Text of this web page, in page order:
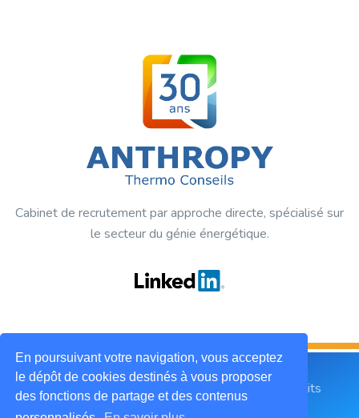
En poursuivant votre navigation, vous acceptez
le dépôt de cookies destinés à vous proposer
des fonctions de partage et des contenus
Cabinet de recrutement par approche directe, spécialisé sur
le secteur du génie énergétique.
2019 © ANTHROPY Thermo Conseils. Tous droits
réservés.